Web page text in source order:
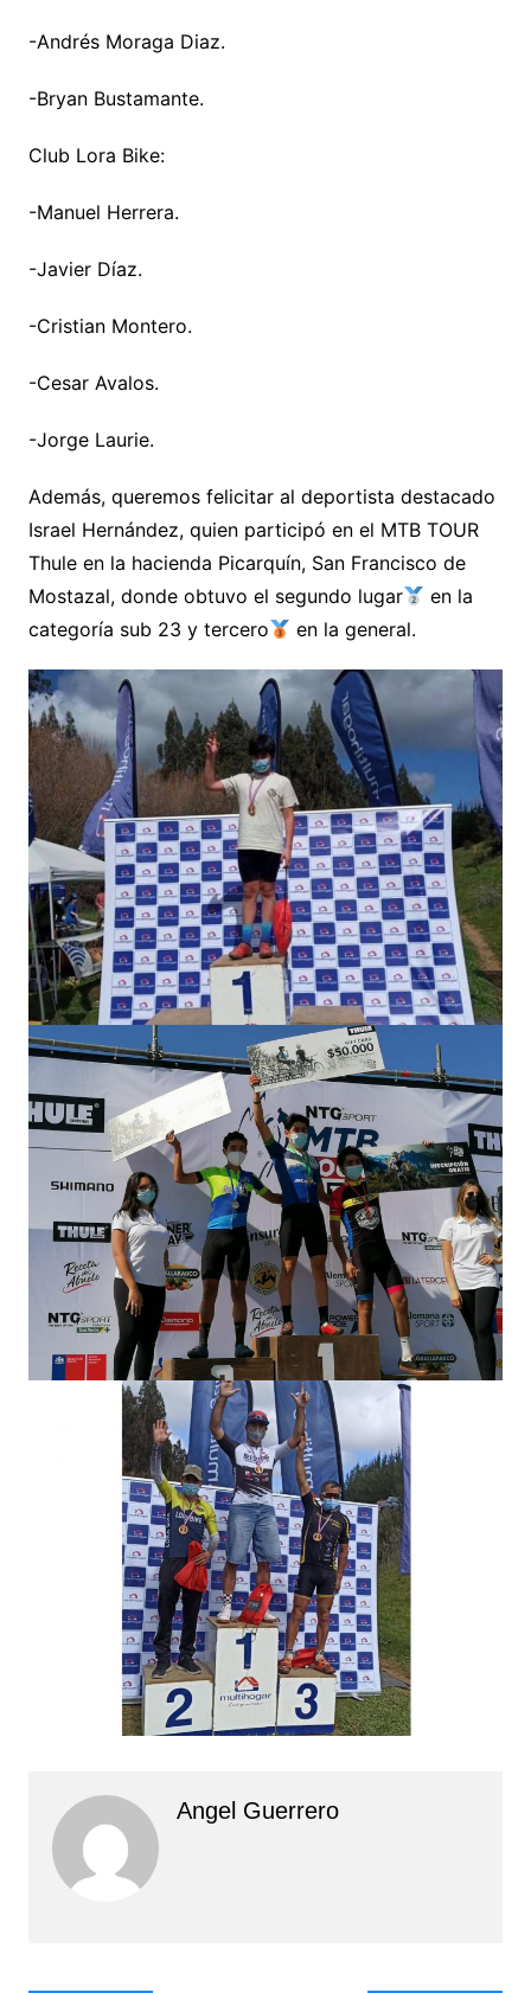
-Andrés Moraga Diaz.
-Bryan Bustamante.
Club Lora Bike:
-Manuel Herrera.
-Javier Díaz.
-Cristian Montero.
-Cesar Avalos.
-Jorge Laurie.
Además, queremos felicitar al deportista destacado
Israel Hernández, quien participó en el MTB TOUR
Thule en la hacienda Picarquín, San Francisco de
Mostazal, donde obtuvo el segundo lugar
en la
categoría sub 23 y tercero
en la general.
Angel Guerrero